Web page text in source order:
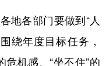
各部门要做到“人
绕年度目标任务，
危机感、“坐不住”的